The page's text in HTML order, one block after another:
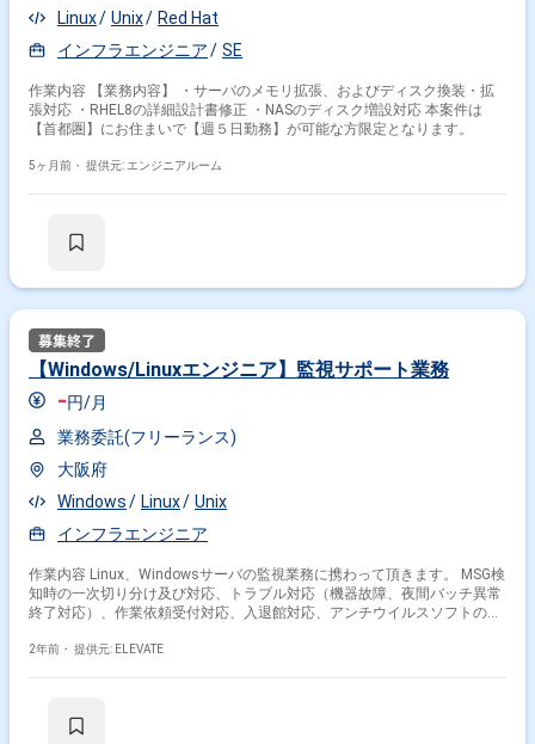
Linux
Unix
Red Hat
インフラエンジニア
SE
作業内容 【業務内容】 ・サーバのメモリ拡張、およびディスク換装・拡
張対応 ・RHEL8の詳細設計書修正 ・NASのディスク増設対応 本案件は
【首都圏】にお住まいで【週５日勤務】が可能な方限定となります。
5ヶ月前・ 提供元: エンジニアルーム
【Windows/Linuxエンジニア】監視サポート業務
-円/月
業務委託(フリーランス)
大阪府
Windows
Linux
Unix
インフラエンジニア
作業内容 Linux、Windowsサーバの監視業務に携わって頂きます。 MSG検
知時の一次切り分け及び対応、トラブル対応（機器故障、夜間バッチ異常
終了対応）、作業依頼受付対応、入退館対応、アンチウイルスソフトのア
オフショア監視業務サポート等がございます。
2年前・ 提供元: ELEVATE